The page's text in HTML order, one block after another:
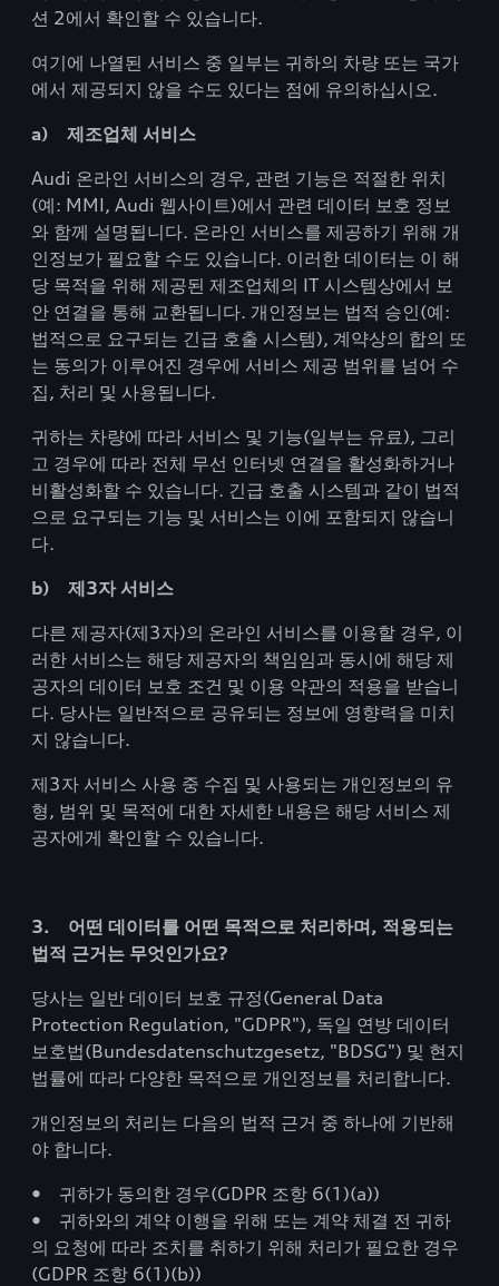
션 2에서 확인할 수 있습니다.
여기에 나열된 서비스 중 일부는 귀하의 차량 또는 국가
에서 제공되지 않을 수도 있다는 점에 유의하십시오.
a) 제조업체 서비스
Audi 온라인 서비스의 경우, 관련 기능은 적절한 위치
(예: MMI, Audi 웹사이트)에서 관련 데이터 보호 정보
와 함께 설명됩니다. 온라인 서비스를 제공하기 위해 개
인정보가 필요할 수도 있습니다. 이러한 데이터는 이 해
당 목적을 위해 제공된 제조업체의 IT 시스템상에서 보
안 연결을 통해 교환됩니다. 개인정보는 법적 승인(예:
법적으로 요구되는 긴급 호출 시스템), 계약상의 합의 또
는 동의가 이루어진 경우에 서비스 제공 범위를 넘어 수
집, 처리 및 사용됩니다.
귀하는 차량에 따라 서비스 및 기능(일부는 유료), 그리
고 경우에 따라 전체 무선 인터넷 연결을 활성화하거나
비활성화할 수 있습니다. 긴급 호출 시스템과 같이 법적
으로 요구되는 기능 및 서비스는 이에 포함되지 않습니
다.
b) 제3자 서비스
다른 제공자(제3자)의 온라인 서비스를 이용할 경우, 이
러한 서비스는 해당 제공자의 책임임과 동시에 해당 제
공자의 데이터 보호 조건 및 이용 약관의 적용을 받습니
다. 당사는 일반적으로 공유되는 정보에 영향력을 미치
지 않습니다.
제3자 서비스 사용 중 수집 및 사용되는 개인정보의 유
형, 범위 및 목적에 대한 자세한 내용은 해당 서비스 제
공자에게 확인할 수 있습니다.
3. 어떤 데이터를 어떤 목적으로 처리하며, 적용되는
법적 근거는 무엇인가요?
당사는 일반 데이터 보호 규정(General Data
Protection Regulation, "GDPR"), 독일 연방 데이터
보호법(Bundesdatenschutzgesetz, "BDSG") 및 현지
법률에 따라 다양한 목적으로 개인정보를 처리합니다.
개인정보의 처리는 다음의 법적 근거 중 하나에 기반해
야 합니다.
• 귀하가 동의한 경우(GDPR 조항 6(1)(a))
• 귀하와의 계약 이행을 위해 또는 계약 체결 전 귀하
의 요청에 따라 조치를 취하기 위해 처리가 필요한 경우
(GDPR 조항 6(1)(b))